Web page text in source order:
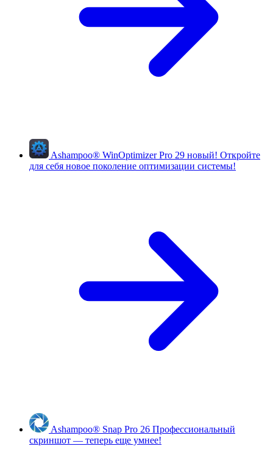
Ashampoo® WinOptimizer Pro 29 новый! Откройте
для себя новое поколение оптимизации системы!
Ashampoo® Snap Pro 26 Профессиональный
скриншот — теперь еще умнее!